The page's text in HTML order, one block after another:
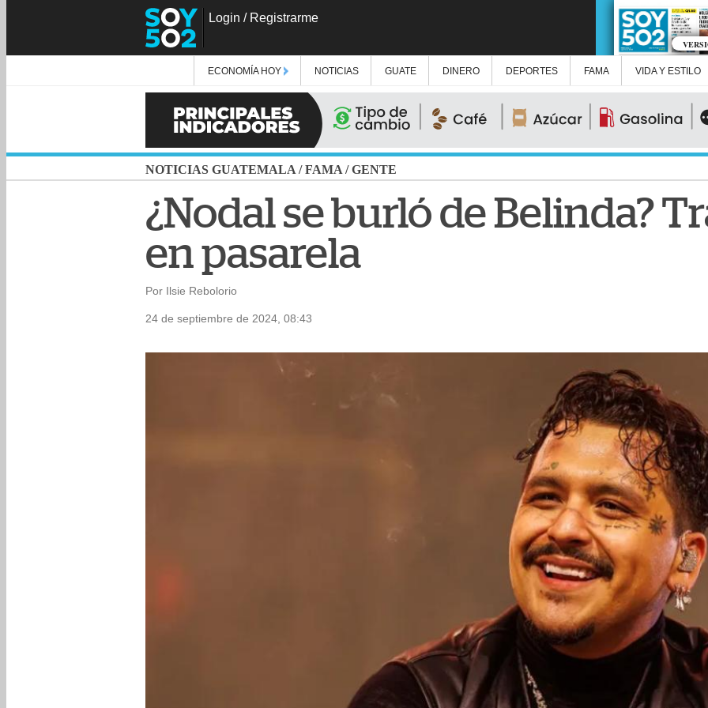
Login / Registrarme
ECONOMÍA HOY NOTICIAS GUATE DINERO DEPORTES FAMA VIDA Y ESTILO
NOTICIAS GUATEMALA /FAMA /GENTE
¿Nodal se burló de Belinda?
en pasarela
Por Ilsie Rebolorio
24 de septiembre de 2024, 08:43